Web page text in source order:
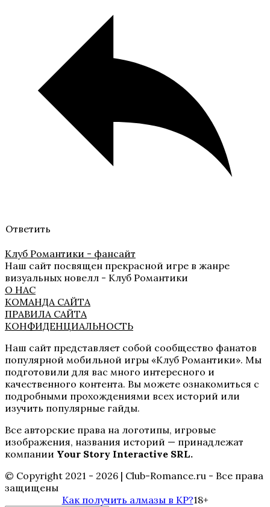
Песнь о Красном Ниле
Секрет Небес 2
Роза Пустыни
Ответить
Клуб Романтики - фансайт
Наш сайт посвящен прекрасной игре в жанре
визуальных новелл - Клуб Романтики
О НАС
КОМАНДА САЙТА
ПРАВИЛА САЙТА
КОНФИДЕНЦИАЛЬНОСТЬ
Наш сайт представляет собой сообщество фанатов
популярной мобильной игры «Клуб Романтики». Мы
подготовили для вас много интересного и
качественного контента. Вы можете ознакомиться с
подробными прохождениями всех историй или
изучить популярные гайды.
Все авторские права на логотипы, игровые
изображения, названия историй — принадлежат
компании Your Story Interactive SRL.
© Copyright 2021 - 2026 | Club-Romance.ru - Все права
защищены
Как получить алмазы в КР?18+